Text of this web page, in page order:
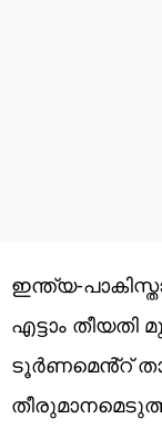
ഇന്ത്യ-
എട്ടാം
ടൂർണമെൻ്റ്